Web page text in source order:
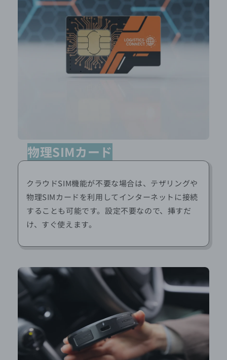
物理SIMカード
クラウドSIM機能が不要な場合は、テザリングや
物理SIMカードを利用してインターネットに接続
することも可能です。設定不要なので、挿すだ
け、すぐ使えます。